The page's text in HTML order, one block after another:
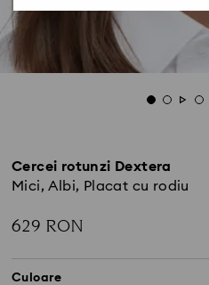
Cercei rotunzi Dextera
Mici, Albi, Placat cu rodiu
629 RON
Culoare